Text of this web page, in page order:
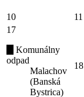
10 11
17
Komunálny
odpad
Malachov
(Banská
Bystrica)
18